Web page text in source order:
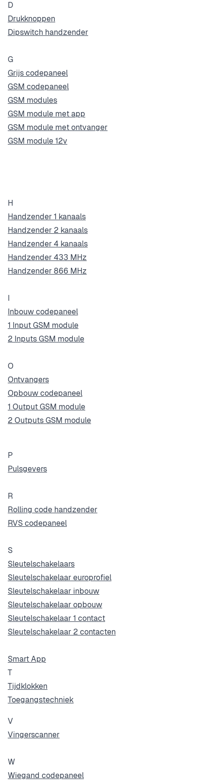
D
Drukknoppen
Dipswitch handzender
G
Grijs codepaneel
GSM codepaneel
GSM modules
GSM module met app
GSM module met ontvanger
GSM module 12v
H
Handzender 1 kanaals
Handzender 2 kanaals
Handzender 4 kanaals
Handzender 433 MHz
Handzender 866 MHz
I
Inbouw codepaneel
1 Input GSM module
2 Inputs GSM module
O
Ontvangers
Opbouw codepaneel
1 Output GSM module
2 Outputs GSM module
P
Pulsgevers
R
Rolling code handzender
RVS codepaneel
S
Sleutelschakelaars
Sleutelschakelaar europrofiel
Sleutelschakelaar inbouw
Sleutelschakelaar opbouw
Sleutelschakelaar 1 contact
Sleutelschakelaar 2 contacten
Smart App
T
Tijdklokken
Toegangstechniek
V
Vingerscanner
W
Wiegand codepaneel